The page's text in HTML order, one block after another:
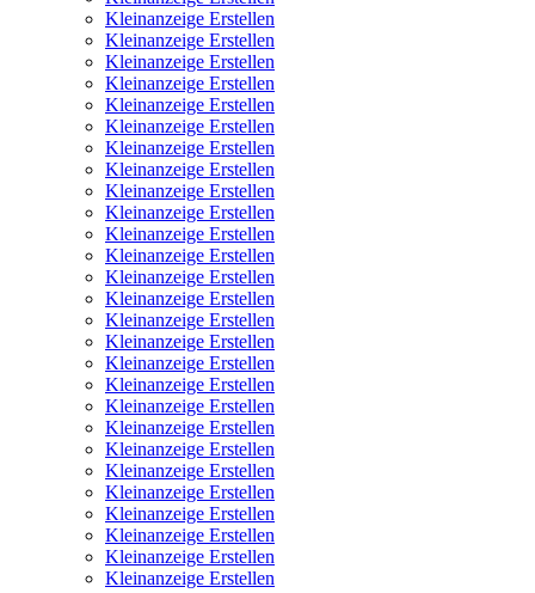
Kleinanzeige Erstellen
Kleinanzeige Erstellen
Kleinanzeige Erstellen
Kleinanzeige Erstellen
Kleinanzeige Erstellen
Kleinanzeige Erstellen
Kleinanzeige Erstellen
Kleinanzeige Erstellen
Kleinanzeige Erstellen
Kleinanzeige Erstellen
Kleinanzeige Erstellen
Kleinanzeige Erstellen
Kleinanzeige Erstellen
Kleinanzeige Erstellen
Kleinanzeige Erstellen
Kleinanzeige Erstellen
Kleinanzeige Erstellen
Kleinanzeige Erstellen
Kleinanzeige Erstellen
Kleinanzeige Erstellen
Kleinanzeige Erstellen
Kleinanzeige Erstellen
Kleinanzeige Erstellen
Kleinanzeige Erstellen
Kleinanzeige Erstellen
Kleinanzeige Erstellen
Kleinanzeige Erstellen